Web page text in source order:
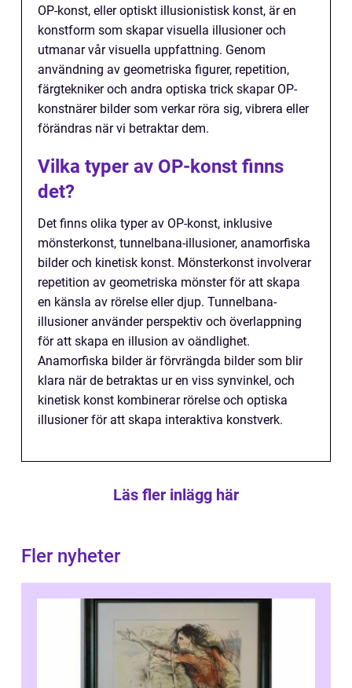
OP-konst, eller optiskt illusionistisk konst, är en
konstform som skapar visuella illusioner och
utmanar vår visuella uppfattning. Genom
användning av geometriska figurer, repetition,
färgtekniker och andra optiska trick skapar OP-
konstnärer bilder som verkar röra sig, vibrera eller
förändras när vi betraktar dem.
Vilka typer av OP-konst finns
det?
Det finns olika typer av OP-konst, inklusive
mönsterkonst, tunnelbana-illusioner, anamorfiska
bilder och kinetisk konst. Mönsterkonst involverar
repetition av geometriska mönster för att skapa
en känsla av rörelse eller djup. Tunnelbana-
illusioner använder perspektiv och överlappning
för att skapa en illusion av oändlighet.
Anamorfiska bilder är förvrängda bilder som blir
klara när de betraktas ur en viss synvinkel, och
kinetisk konst kombinerar rörelse och optiska
illusioner för att skapa interaktiva konstverk.
Läs fler inlägg här
Fler nyheter